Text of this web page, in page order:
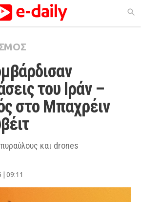
του Ιράν –
στο Μπαχρέιν
και drones
09:11